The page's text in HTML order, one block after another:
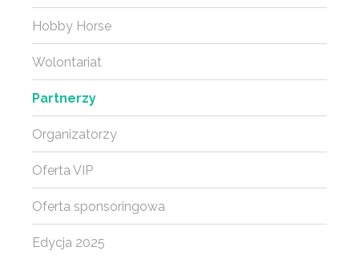
Hobby Horse
Wolontariat
Partnerzy
Organizatorzy
Oferta VIP
Oferta sponsoringowa
Edycja 2025